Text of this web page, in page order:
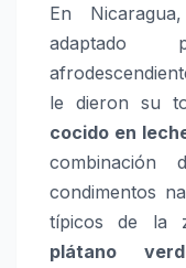
En
adaptado
le dieron su
cocido en
combinación
condimentos
típicos de la
plátano